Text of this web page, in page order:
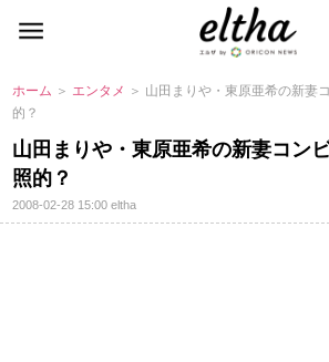
ホーム ＞ エンタメ ＞ 山田まりや・東原亜希の新妻
的？
山田まりや・東原亜希の新妻コン
照的？
2008-02-28 15:00eltha